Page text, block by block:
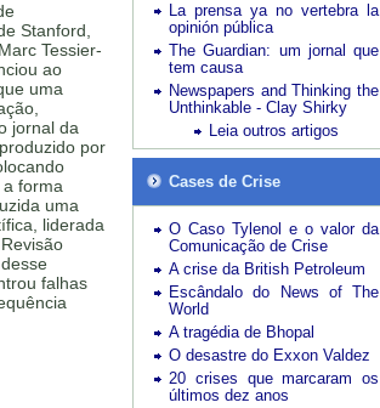
Stanford,
Tessier-
ao
uma
jornal da
por
forma
uma
liderada
falhas
La prensa ya no vertebra la
opinión pública
The Guardian: um jornal que
tem causa
Newspapers and Thinking the
Unthinkable - Clay Shirky
Leia outros artigos
Cases de Crise
O Caso Tylenol e o valor da
Comunicação de Crise
A crise da British Petroleum
Escândalo do News of The
World
A tragédia de Bhopal
O desastre do Exxon Valdez
20 crises que marcaram os
últimos dez anos